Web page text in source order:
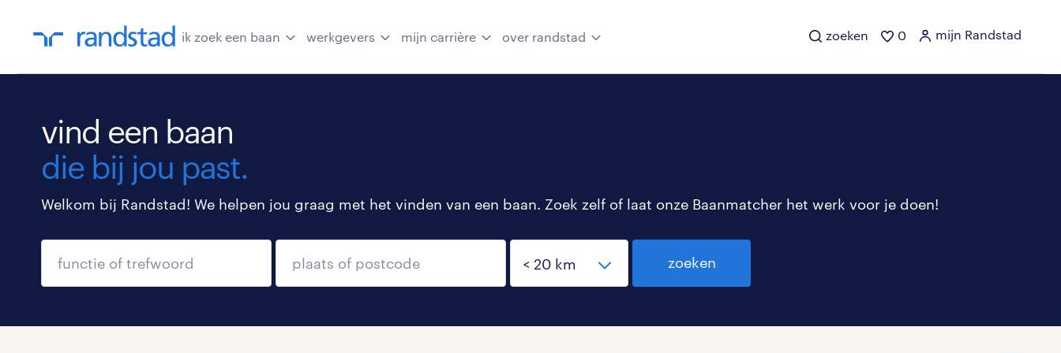
ik zoek een baan werkgevers mijn carrière over randstad zoeken 0 mijn Randstad
vind een baan
die bij jou past.
Welkom bij Randstad! We helpen jou graag met het vinden van een baan. Zoek zelf of laat onze Baanmatcher het werk voor je doen!
zoeken